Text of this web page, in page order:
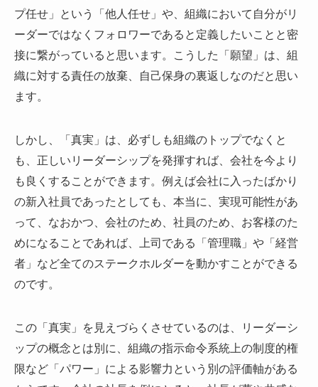
プ任せ」という「他人任せ」や、組織において自分がリ
ーダーではなくフォロワーであると定義したいことと密
接に繋がっていると思います。こうした「願望」は、組
織に対する責任の放棄、自己保身の裏返しなのだと思い
ます。
しかし、「真実」は、必ずしも組織のトップでなくと
も、正しいリーダーシップを発揮すれば、会社を今より
も良くすることができます。例えば会社に入ったばかり
の新入社員であったとしても、本当に、実現可能性があ
って、なおかつ、会社のため、社員のため、お客様のた
めになることであれば、上司である「管理職」や「経営
者」など全てのステークホルダーを動かすことができる
のです。
この「真実」を見えづらくさせているのは、リーダーシ
ップの概念とは別に、組織の指示命令系統上の制度的権
限など「パワー」による影響力という別の評価軸がある